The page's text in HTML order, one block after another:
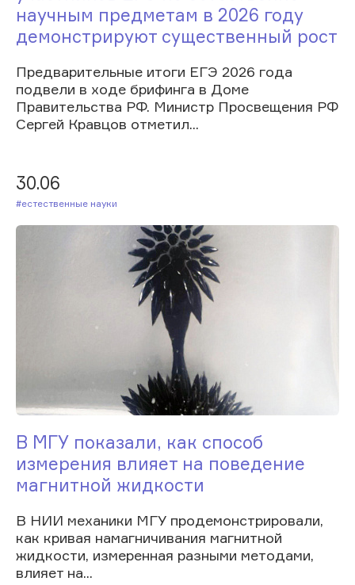
научным предметам в 2026 году
демонстрируют существенный рост
Предварительные итоги ЕГЭ 2026 года
подвели в ходе брифинга в Доме
Правительства РФ. Министр Просвещения РФ
Сергей Кравцов отметил...
30.06
#Естественные науки
В МГУ показали, как способ
измерения влияет на поведение
магнитной жидкости
В НИИ механики МГУ продемонстрировали,
как кривая намагничивания магнитной
жидкости, измеренная разными методами,
влияет на...